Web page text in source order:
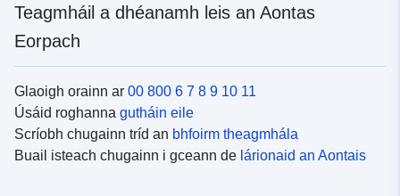
Teagmháil a dhéanamh leis an Aontas
Eorpach
Glaoigh orainn ar 00 800 6 7 8 9 10 11
Úsáid roghanna gutháin eile
Scríobh chugainn tríd an bhfoirm theagmhála
Buail isteach chugainn i gceann de lárionaid an Aontais